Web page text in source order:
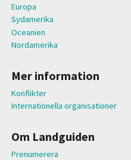
Europa
Sydamerika
Oceanien
Nordamerika
Mer information
Konflikter
Internationella organisationer
Om Landguiden
Prenumerera